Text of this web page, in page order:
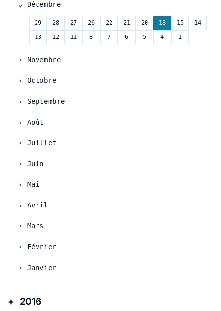
Décembre
29 28 27 26 22 21 20 18 15 14
13 12 11 8 7 6 5 4 1
Novembre
Octobre
Septembre
Août
Juillet
Juin
Mai
Avril
Mars
Février
Janvier
2016